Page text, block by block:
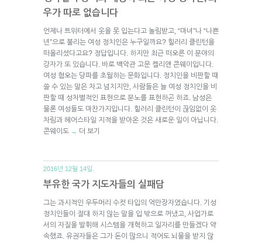
우가 따로 없습니다
언제나 트위터에서 옷을 못 입는다고 놀림받고, “마녀”나 “나쁜
년”으로 불리는 여성 정치인은 누구일까요? 힐러리 클린턴을
떠올리셨다고요? 정답입니다. 하지만 최근 떠오른 이 분야의
강자가 또 있습니다. 바로 백악관 고문 켈리앤 콘웨이입니다.
여성 혐오는 당파를 초월하는 문화입니다. 정치인을 비판할 때
쓸 수 있는 말은 차고 넘치지만, 사람들은 늘 여성 정치인을 비
판할 때 성차별적인 표현으로 분노를 표현하곤 하죠. 남성은
물론 여성들도 마찬가지입니다. 힐러리 클린턴이 끊임없이 옷
차림과 헤어스타일 지적을 받아온 것은 새로운 일이 아닙니다.
콘웨이도 → 더 보기
2016년 12월 14일.
부유한 국가 지도자들의 실패담
그는 과시적인 우두머리 수컷 타입의 억만장자였습니다. 기성
정치인들이 절대 하지 않는 말을 입 밖으로 꺼냈고, 사업가로
서의 자질을 발휘해 시스템을 개혁하고 일자리를 만들겠다 약
속했죠. 유권자들은 그가 돈이 많으니 적어도 뇌물을 받지 않